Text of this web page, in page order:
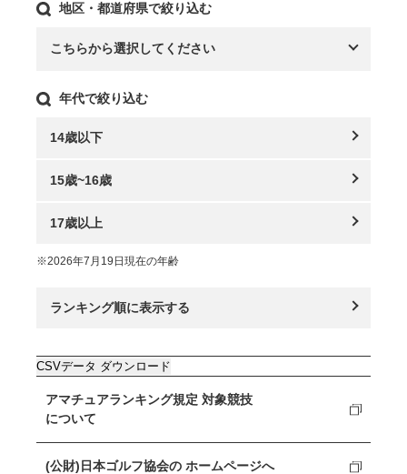
地区・都道府県で絞り込む
年代で絞り込む
14歳以下
15歳~16歳
17歳以上
※2026年7月19日現在の年齢
ランキング順に表示する
CSVデータ ダウンロード
アマチュアランキング規定 対象競技
について
(公財)日本ゴルフ協会の ホームページへ